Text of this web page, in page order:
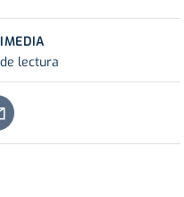
lectura